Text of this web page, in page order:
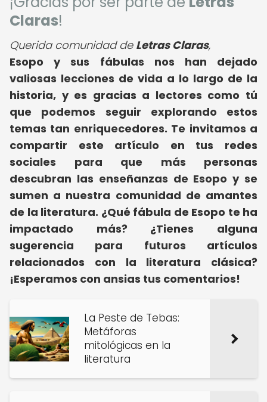
Claras!
Querida comunidad de Letras Claras,
Esopo y sus fábulas nos han dejado
valiosas lecciones de vida a lo largo de la
historia, y es gracias a lectores como tú
que podemos seguir explorando estos
temas tan enriquecedores. Te invitamos a
compartir este artículo en tus redes
sociales para que más personas
descubran las enseñanzas de Esopo y se
sumen a nuestra comunidad de amantes
de la literatura. ¿Qué fábula de Esopo te ha
impactado más? ¿Tienes alguna
sugerencia para futuros artículos
relacionados con la literatura clásica?
¡Esperamos con ansias tus comentarios!
La Peste de Tebas:
Metáforas
mitológicas en la
literatura